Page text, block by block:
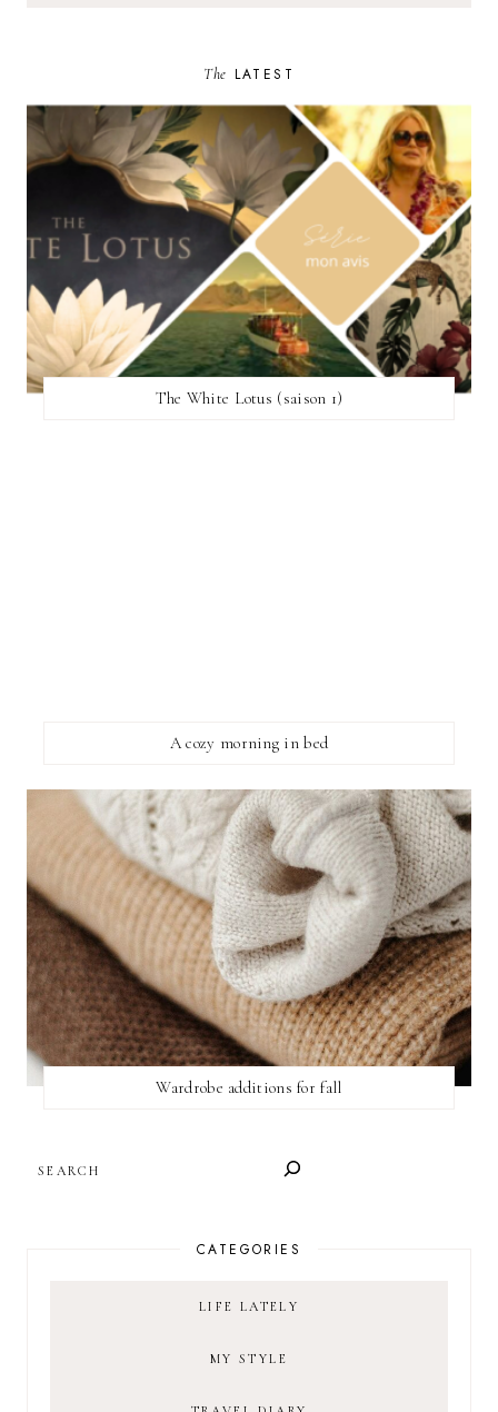
The LATEST
The White Lotus (saison 1)
A cozy morning in bed
Wardrobe additions for fall
CATEGORIES
LIFE LATELY
MY STYLE